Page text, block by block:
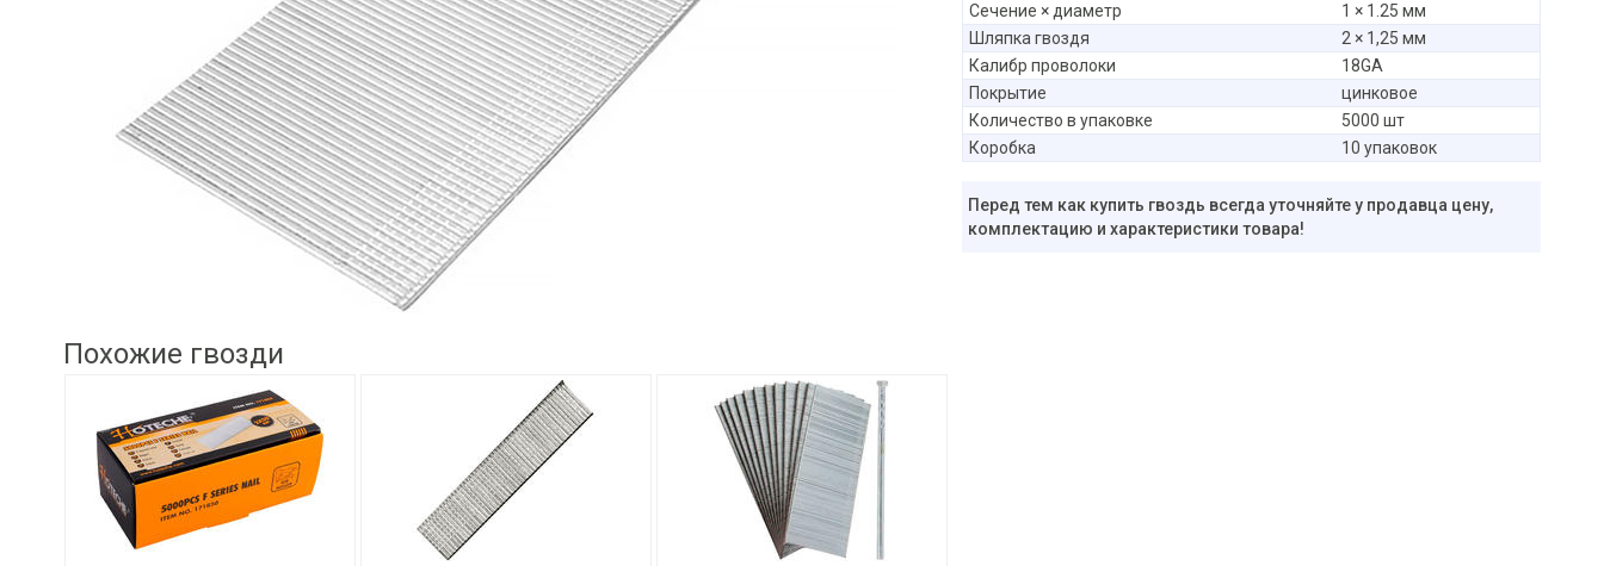
Сечение × диаметр
1 × 1.25 мм
Шляпка гвоздя
2 × 1,25 мм
Калибр проволоки
18GA
Покрытие
цинковое
Количество в упаковке
5000 шт
Коробка
10 упаковок
Перед тем как купить гвоздь всегда уточняйте у продавца цену,
комплектацию и характеристики товара!
Похожие гвозди